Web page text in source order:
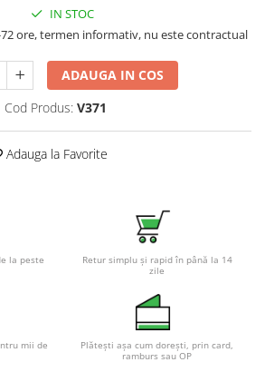
energie
de
IN STOC
ore, termen informativ, nu este contractual
ADAUGA IN COS
Cod Produs: V371
Adauga la Favorite
la peste
Retur simplu și rapid în până la 14
zile
mii de
Plătești așa cum dorești, prin card,
ramburs sau OP